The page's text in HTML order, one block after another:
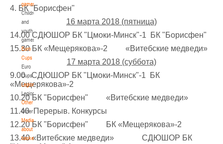
games
Children
and
youth
games
Euro
Cups
Euro
Cups
Legionaries
Legionaries
Other
Other
Media
about
basketball
III тур – юноши 2010-2011 гг.р., Дивизион 1, группа Г 27-29 марта 2026 г., г.
Молодечно, ул. Великий Гостинец, 102
Речица
U-12, девушки
IV тур – девушки 2014-2015 гг.р., дивизион 1 27-28 марта 2026 г., г. Речица, ул.
Снежкова, 16
23-24.03.2026
U-12, девушки
III тур – девушки 2014-2015 гг.р., Дивизион 2, 23-24 марта 2026 г., г. Могилев,
ул. 30 лет Победы, 1А
4. БК "Борисфен"
16 марта 2018 (пятница)
14.00 СДЮШОР БК "Цмоки-Минск"-1
БК "Борисфен"
15.30 БК «Мещерякова»-2 «Витебские медведи»
17 марта 2018 (суббота)
9.00 СДЮШОР БК "Цмоки-Минск"-1
БК
«Мещерякова»-2
10.20 БК "Борисфен" «Витебские медведи»
11.40 Перерыв. Конкурсы
12.20 БК "Борисфен" БК «Мещерякова»-2
13.40 «Витебские медведи» СДЮШОР БК